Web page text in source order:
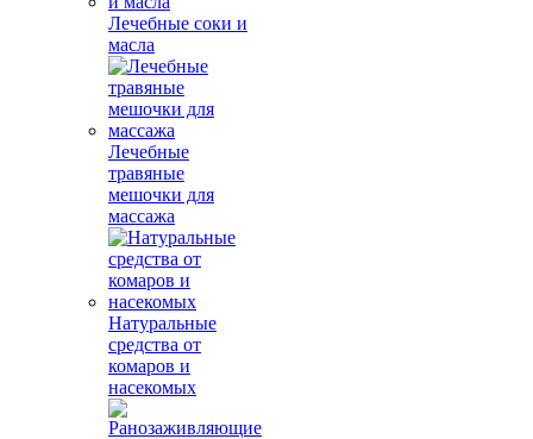
Лечебные соки и
масла
Лечебные
травяные
мешочки для
массажа
Натуральные
средства от
комаров и
насекомых